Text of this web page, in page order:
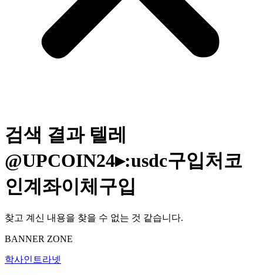
검색 결과 텔레
@UPCOIN24▸:usdc구입처코
인계좌이체구입
찾고 계신 내용을 찾을 수 없는 것 같습니다.
BANNER ZONE
학사인트라넷